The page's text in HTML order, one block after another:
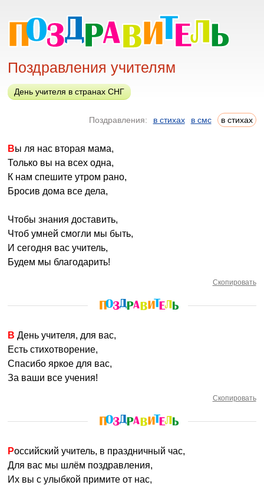
Поздравления учителям
День учителя в странах СНГ
Поздравления: в стихах в смс в стихах
Вы ля нас вторая мама,
Только вы на всех одна,
К нам спешите утром рано,
Бросив дома все дела,
Чтобы знания доставить,
Чтоб умней смогли мы быть,
И сегодня вас учитель,
Будем мы благодарить!
Скопировать
В День учителя, для вас,
Есть стихотворение,
Спасибо яркое для вас,
За ваши все учения!
Скопировать
Российский учитель, в праздничный час,
Для вас мы шлём поздравления,
Их вы с улыбкой примите от нас,